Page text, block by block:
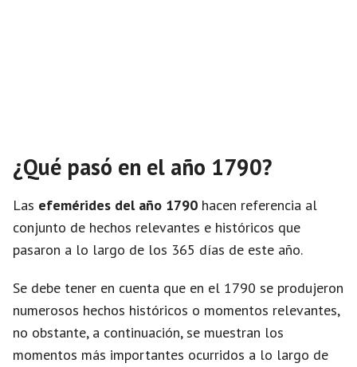
¿Qué pasó en el año 1790?
Las efemérides del año 1790 hacen referencia al
conjunto de hechos relevantes e históricos que
pasaron a lo largo de los 365 días de este año.
Se debe tener en cuenta que en el 1790 se produjeron
numerosos hechos históricos o momentos relevantes,
no obstante, a continuación, se muestran los
momentos más importantes ocurridos a lo largo de